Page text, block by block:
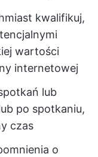
kwalifikuj,
wartości
internetowej
lub
po spotkaniu,
czas
o